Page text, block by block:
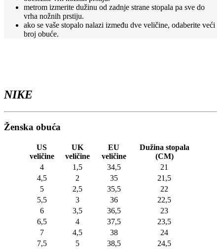
metrom izmerite dužinu od zadnje strane stopala pa sve do
vrha nožnih prstiju.
ako se vaše stopalo nalazi između dve veličine, odaberite veći
broj obuće.
NIKE
Ženska obuća
US
veličine
UK
veličine
EU
veličine
Dužina stopala
(CM)
4
1,5 34,5
21
4,5
2 35
21,5
5
2,5 35,5
22
5,5
3 36
22,5
6
3,5 36,5
23
6,5
4 37,5
23,5
7
4,5 38
24
7,5
5 38,5
24,5